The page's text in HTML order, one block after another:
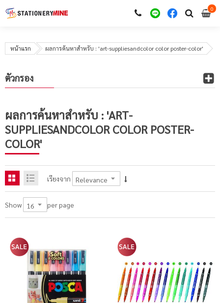
00
หน้าแรก ผลการค้นหาสำหรับ : 'art-suppliesandcolor color poster-color'
ผลการค้นหาสำหรับ : 'ART-
SUPPLIESANDCOLOR COLOR POSTER-
COLOR'
เรียงจาก
Show per page
ตัวกรอง